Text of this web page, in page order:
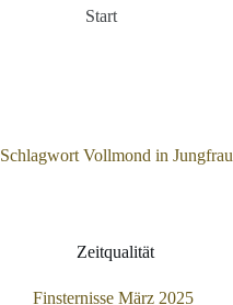
Start
Schlagwort Vollmond in Jungfrau
Zeitqualität
Finsternisse März 2025